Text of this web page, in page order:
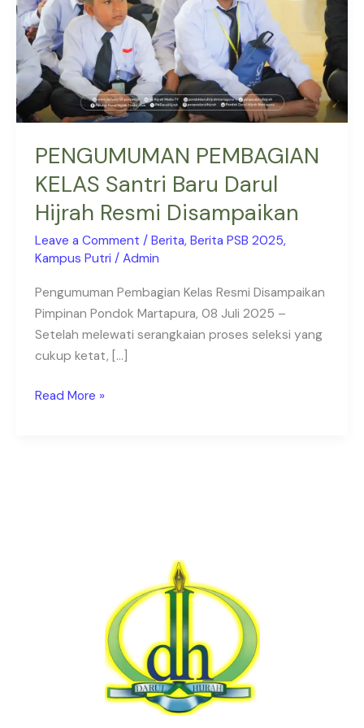
PENGUMUMAN PEMBAGIAN
KELAS Santri Baru Darul
Hijrah Resmi Disampaikan
Leave a Comment /Berita,Berita PSB 2025,
Kampus Putri /Admin
Pengumuman Pembagian Kelas Resmi Disampaikan
Pimpinan Pondok Martapura, 08 Juli 2025 –
Setelah melewati serangkaian proses seleksi yang
cukup ketat, […]
Darul
Hijrah
Resmi
Disampaikan
Read More »